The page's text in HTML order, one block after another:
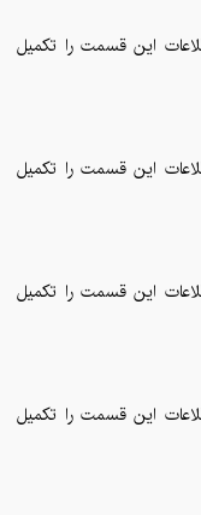
این قسمت را تکمیل
این قسمت را تکمیل
این قسمت را تکمیل
این قسمت را تکمیل